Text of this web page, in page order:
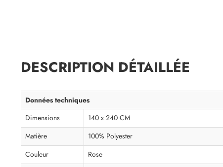
DESCRIPTION DÉTAILLÉE
Données techniques
Dimensions
140 x 240 CM
Matière
100% Polyester
Couleur
Rose